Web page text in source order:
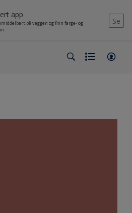
app
på veggen og finn farge- og
Se